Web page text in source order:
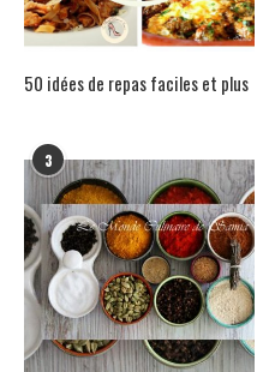
50 idées de repas faciles et plus
3